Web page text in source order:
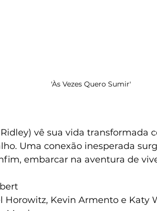
'Às Vezes Quero Sumir'
vê sua vida transformada
Uma conexão inesperada
embarcar na aventura de
Horowitz, Kevin Armento e Katy